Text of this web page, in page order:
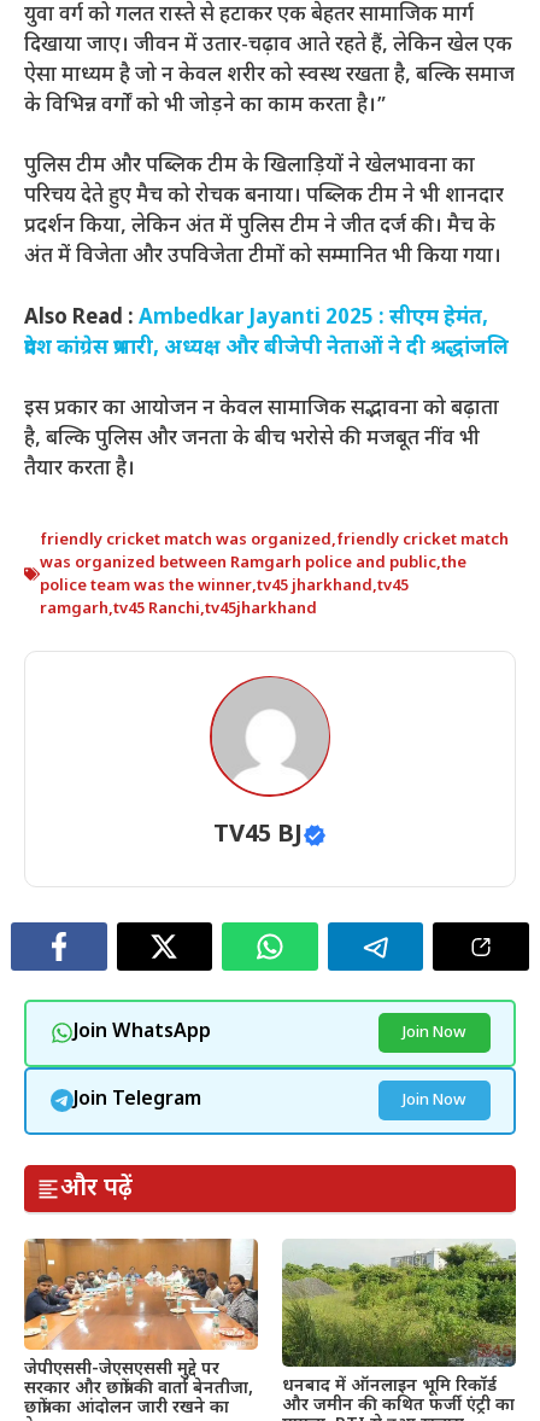
युवा वर्ग को गलत रास्ते से हटाकर एक बेहतर सामाजिक मार्ग
दिखाया जाए। जीवन में उतार-चढ़ाव आते रहते हैं, लेकिन खेल एक
ऐसा माध्यम है जो न केवल शरीर को स्वस्थ रखता है, बल्कि समाज
के विभिन्न वर्गों को भी जोड़ने का काम करता है।”
पुलिस टीम और पब्लिक टीम के खिलाड़ियों ने खेलभावना का
परिचय देते हुए मैच को रोचक बनाया। पब्लिक टीम ने भी शानदार
प्रदर्शन किया, लेकिन अंत में पुलिस टीम ने जीत दर्ज की। मैच के
अंत में विजेता और उपविजेता टीमों को सम्मानित भी किया गया।
Also Read : Ambedkar Jayanti 2025 : सीएम हेमंत,
प्रदेश कांग्रेस प्रभारी, अध्यक्ष और बीजेपी नेताओं ने दी श्रद्धांजलि
इस प्रकार का आयोजन न केवल सामाजिक सद्भावना को बढ़ाता
है, बल्कि पुलिस और जनता के बीच भरोसे की मजबूत नींव भी
तैयार करता है।
friendly cricket match was organized,friendly cricket match
was organized between Ramgarh police and public,the
police team was the winner,tv45 jharkhand,tv45
ramgarh,tv45 Ranchi,tv45jharkhand
TV45 BJ
Join WhatsApp Join Now
Join Telegram Join Now
और पढ़ें
जेपीएससी-जेएसएससी मुद्दे पर
सरकार और छात्रों की वार्ता बेनतीजा,
छात्रों का आंदोलन जारी रखने का
धनबाद में ऑनलाइन भूमि रिकॉर्ड
और जमीन की कथित फर्जी एंट्री का